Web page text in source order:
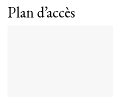
Plan d’accès